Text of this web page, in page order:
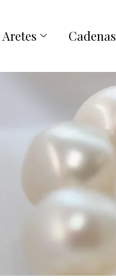
Aretes Cadenas